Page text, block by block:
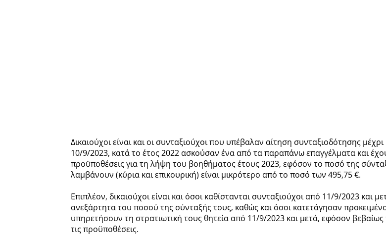
Δικαιούχοι είναι και οι συνταξιούχοι που υπέβαλαν αίτηση συνταξιοδότησης μέχρι
10/9/2023, κατά το έτος 2022 ασκούσαν ένα από τα παραπάνω επαγγέλματα και
προϋποθέσεις για τη λήψη του βοηθήματος έτους 2023, εφόσον το ποσό της
λαμβάνουν (κύρια και επικουρική) είναι μικρότερο από το ποσό των 495,75 €.
Επιπλέον, δικαιούχοι είναι και όσοι καθίστανται συνταξιούχοι από 11/9/2023 και
ανεξάρτητα του ποσού της σύνταξής τους, καθώς και όσοι κατετάγησαν
υπηρετήσουν τη στρατιωτική τους θητεία από 11/9/2023 και μετά, εφόσον
τις προϋποθέσεις.